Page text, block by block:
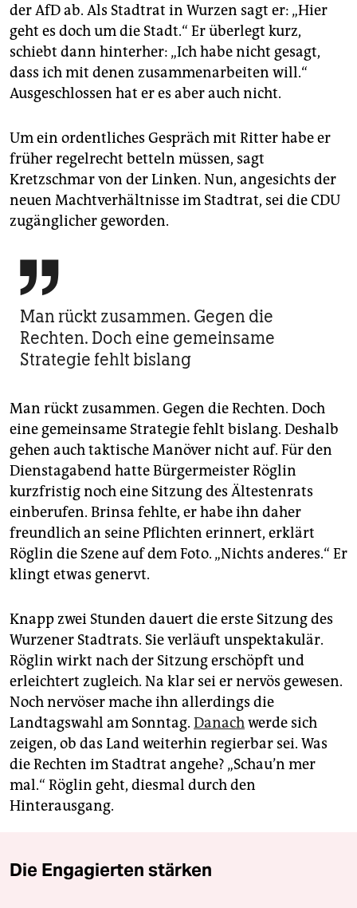
der AfD ab. Als Stadtrat in Wurzen sagt er: „Hier
geht es doch um die Stadt.“ Er überlegt kurz,
schiebt dann hinterher: „Ich habe nicht gesagt,
dass ich mit denen zusammenarbeiten will.“
Ausgeschlossen hat er es aber auch nicht.
Um ein ordentliches Gespräch mit Ritter habe er
früher regelrecht betteln müssen, sagt
Kretzschmar von der Linken. Nun, angesichts der
neuen Machtverhältnisse im Stadtrat, sei die CDU
zugänglicher geworden.

Man rückt zusammen. Gegen die
Rechten. Doch eine gemeinsame
Strategie fehlt bislang
Man rückt zusammen. Gegen die Rechten. Doch
eine gemeinsame Strategie fehlt bislang. Deshalb
gehen auch taktische Manöver nicht auf. Für den
Dienstagabend hatte Bürgermeister Röglin
kurzfristig noch eine Sitzung des Ältestenrats
einberufen. Brinsa fehlte, er habe ihn daher
freundlich an seine Pflichten erinnert, erklärt
Röglin die Szene auf dem Foto. „Nichts anderes.“ Er
klingt etwas genervt.
Knapp zwei Stunden dauert die erste Sitzung des
Wurzener Stadtrats. Sie verläuft unspektakulär.
Röglin wirkt nach der Sitzung erschöpft und
erleichtert zugleich. Na klar sei er nervös gewesen.
Noch nervöser mache ihn allerdings die
Landtagswahl am Sonntag. Danachwerde sich
zeigen, ob das Land weiterhin regierbar sei. Was
die Rechten im Stadtrat angehe? „Schau’n mer
mal.“ Röglin geht, diesmal durch den
Hinterausgang.
Die Engagierten stärken